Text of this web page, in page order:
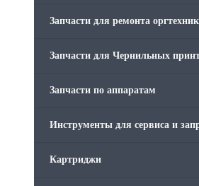
Запчасти для ремонта
Запчасти для Чернильных
Запчасти по аппаратам
Инструменты для сервиса и
Картриджи